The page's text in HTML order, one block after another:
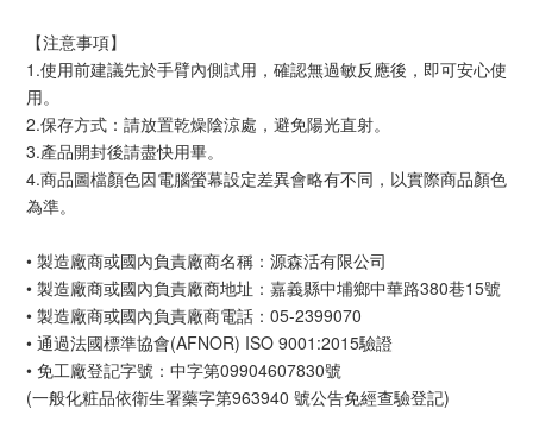
【注意事項】
1.使用前建議先於手臂內側試用，確認無過敏反應後，即可安心使
用。
2.保存方式：請放置乾燥陰涼處，避免陽光直射。
3.產品開封後請盡快用畢。
4.商品圖檔顏色因電腦螢幕設定差異會略有不同，以實際商品顏色
為準。
• 製造廠商或國內負責廠商名稱：源森活有限公司
• 製造廠商或國內負責廠商地址：嘉義縣中埔鄉中華路380巷15號
• 製造廠商或國內負責廠商電話：05-2399070
• 通過法國標準協會(AFNOR) ISO 9001:2015驗證
• 免工廠登記字號：中字第09904607830號
(一般化粧品依衛生署藥字第963940 號公告免經查驗登記)